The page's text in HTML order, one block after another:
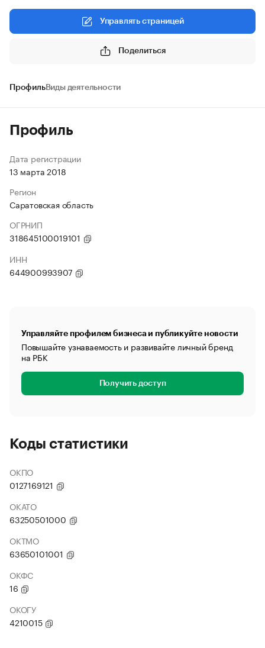
Управлять страницей
Поделиться
ПрофильВиды деятельности
Профиль
Дата регистрации
13 марта 2018
Регион
Саратовская область
ОГРНИП
318645100019101
ИНН
644900993907
Управляйте профилем бизнеса и публикуйте новости
Повышайте узнаваемость и развивайте личный бренд
на РБК
Получить доступ
Коды статистики
ОКПО
0127169121
ОКАТО
63250501000
ОКТМО
63650101001
ОКФС
16
ОКОГУ
4210015